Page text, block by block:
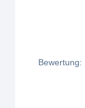
Bewertung: